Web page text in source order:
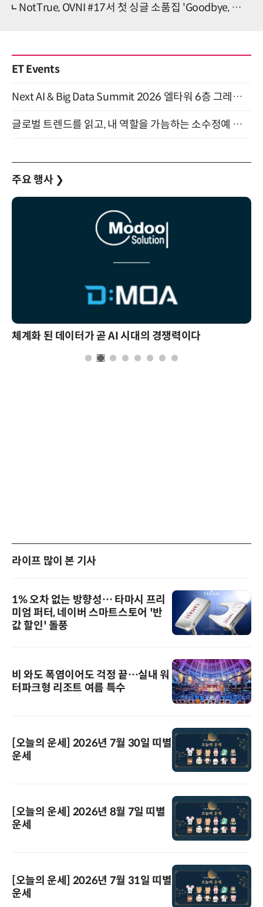
NotTrue, OVNI #17서 첫 싱글 소품집 'Goodbye, my summer' 발매
ET Events
Next AI & Big Data Summit 2026 엘타워 6층 그레이스홀 개최 (9/18)
글로벌 트렌드를 읽고, 내 역할을 가늠하는 소수정예 실습 워크숍 (8/28)
주요 행사 ❯
체계화 된 데이터가 곧 AI 시대의 경쟁력이다
라이프 많이 본 기사
1% 오차 없는 방향성… 타마시 프리
미엄 퍼터, 네이버 스마트스토어 '반
값 할인' 돌풍
비 와도 폭염이어도 걱정 끝…실내 워
터파크형 리조트 여름 특수
[오늘의 운세] 2026년 7월 30일 띠별
운세
[오늘의 운세] 2026년 8월 7일 띠별
운세
[오늘의 운세] 2026년 7월 31일 띠별
운세